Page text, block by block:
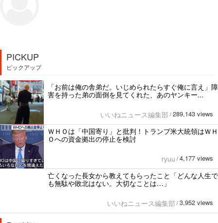
PICKUP
ピックアップ
「お前は俺の舎弟だ。いじめられたらすぐ俺に言え」障
害を持った弟の面倒を見てくれた、あのヤンキー...
いいねニュース編集部 / 289,143 views
ＷＨＯは「中国寄り」と批判！トランプ米大統領はＷＨ
Ｏへの資金拠出の停止を検討
ryuu / 4,177 views
亡くなった長女から教えてもらったこと「どんな人生で
も無駄や敗北はない。大切なことは…」
いいねニュース編集部 / 3,952 views